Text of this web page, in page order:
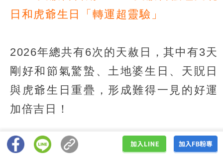
日和虎爺生日「轉運超靈驗」
2026年總共有6次的天赦日，其中有3天
剛好和節氣驚蟄、土地婆生日、天貺日
與虎爺生日重疊，形成難得一見的好運
加倍吉日！
7/19天赦日遇上虎爺生日＆天眖日！保